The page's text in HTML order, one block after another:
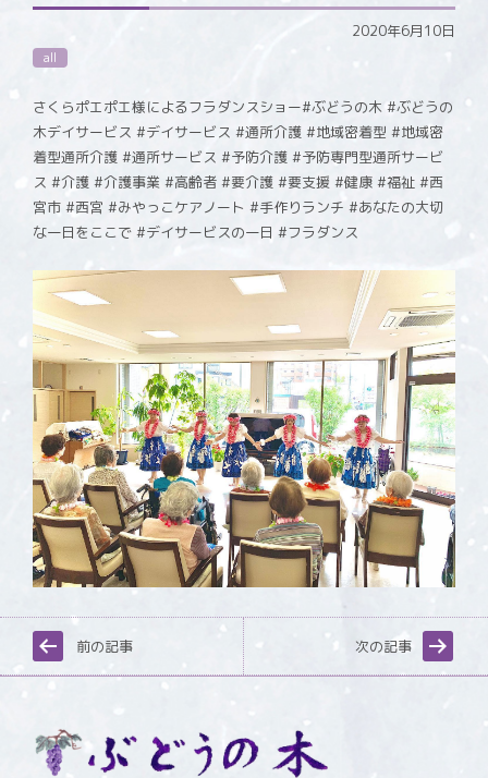
2020年6月10日
all
さくらポエポエ様によるフラダンスショー#ぶどうの木 #ぶどうの
木デイサービス #デイサービス #通所介護 #地域密着型 #地域密
着型通所介護 #通所サービス #予防介護 #予防専門型通所サービ
ス #介護 #介護事業 #高齢者 #要介護 #要支援 #健康 #福祉 #西
宮市 #西宮 #みやっこケアノート #手作りランチ #あなたの大切
な一日をここで #デイサービスの一日 #フラダンス
前の記事 次の記事